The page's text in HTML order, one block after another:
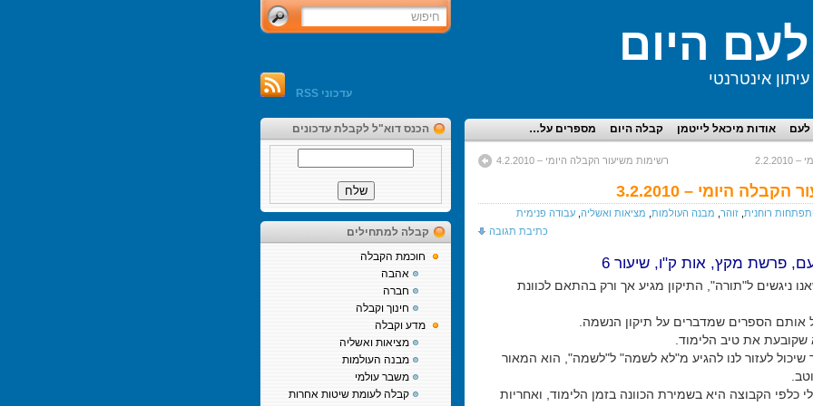
היום
אינטרנטי
עדכוני RSS
לעם אודות מיכאל לייטמן קבלה היום מספרים על…
רשימות משיעור הקבלה היומי – 4.2.2010
היומי – 3.2.2010
רוחנית זוהר מבנה העולמות מציאות ואשליה עבודה פנימית
כתיבת תגובה
פרשת מקץ, אות ק"ו, שיעור 6
ניגשים ל"תורה", התיקון מגיע אך ורק בהתאם לכוונת
אותם הספרים שמדברים על תיקון הנשמה.
שקובעת את טיב הלימוד.
שיכול לעזור לנו להגיע מ"לא לשמה" ל"לשמה", הוא המאור
כלפי הקבוצה היא בשמירת הכוונה בזמן הלימוד, ואחריות
הכנס דוא"ל לקבלת עדכונים
קבלה למתחילים
חוכמת הקבלה
אהבה
חברה
חינוך וקבלה
מדע וקבלה
מציאות ואשליה
מבנה העולמות
משבר עולמי
קבלה לעומת שיטות אחרות